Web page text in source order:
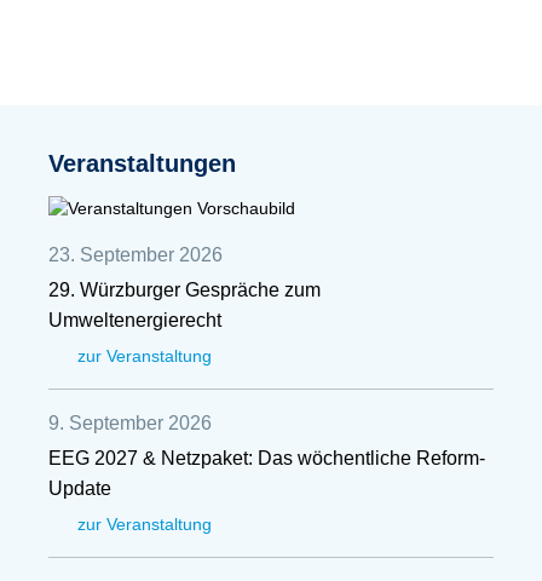
Veranstaltungen
23. September 2026
29. Würzburger Gespräche zum
Umweltenergierecht
zur Veranstaltung
9. September 2026
EEG 2027 & Netzpaket: Das wöchentliche Reform-
Update
zur Veranstaltung